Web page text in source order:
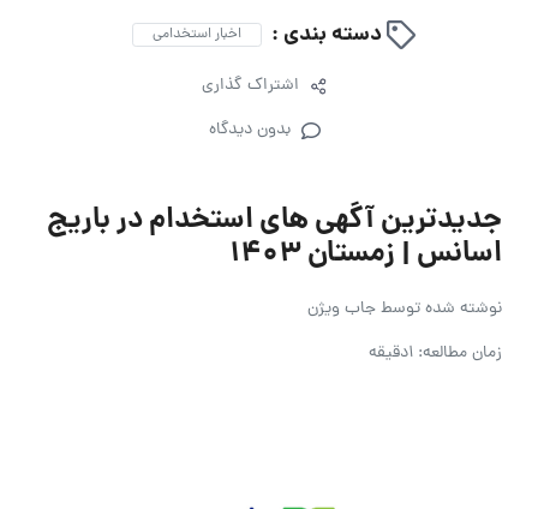
دسته بندی : اخبار استخدامی
اشتراک گذاری
بدون دیدگاه
جدیدترین آگهی های استخدام در باریج
اسانس | زمستان ۱۴۰۳
نوشته شده توسطجاب ویژن
زمان مطالعه: 1دقیقه